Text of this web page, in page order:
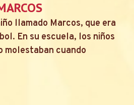
llamado Marcos, que era
En su escuela, los niños
molestaban cuando